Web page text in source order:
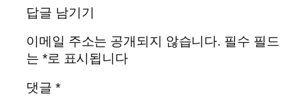
답글 남기기
이메일 주소는 공개되지 않습니다. 필수 필드
는 *로 표시됩니다
댓글 *